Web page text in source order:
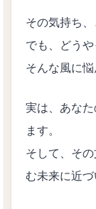
その気持ち、
でも、どう
そんな風に
実は、あな
ます。
そして、そ
む未来に近づ